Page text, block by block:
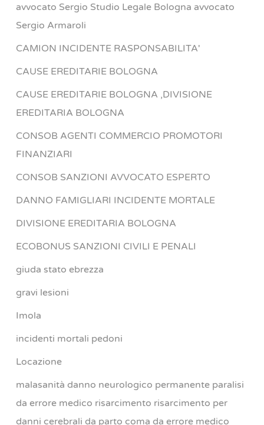
avvocato Sergio Studio Legale Bologna avvocato
Sergio Armaroli
CAMION INCIDENTE RASPONSABILITA'
CAUSE EREDITARIE BOLOGNA
CAUSE EREDITARIE BOLOGNA ,DIVISIONE
EREDITARIA BOLOGNA
CONSOB AGENTI COMMERCIO PROMOTORI
FINANZIARI
CONSOB SANZIONI AVVOCATO ESPERTO
DANNO FAMIGLIARI INCIDENTE MORTALE
DIVISIONE EREDITARIA BOLOGNA
ECOBONUS SANZIONI CIVILI E PENALI
giuda stato ebrezza
gravi lesioni
Imola
incidenti mortali pedoni
Locazione
malasanità danno neurologico permanente paralisi
da errore medico risarcimento risarcimento per
danni cerebrali da parto coma da errore medico